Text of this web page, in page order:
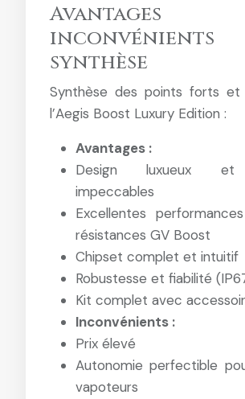
synthèse
Synthèse des points forts et
l’Aegis Boost Luxury Edition :
Avantages :
Design luxueux et
impeccables
Excellentes
résistances GV Boost
Chipset complet et intuitif
Robustesse et fiabilité
Kit complet avec
Inconvénients :
Prix élevé
Autonomie perfectible
vapoteurs